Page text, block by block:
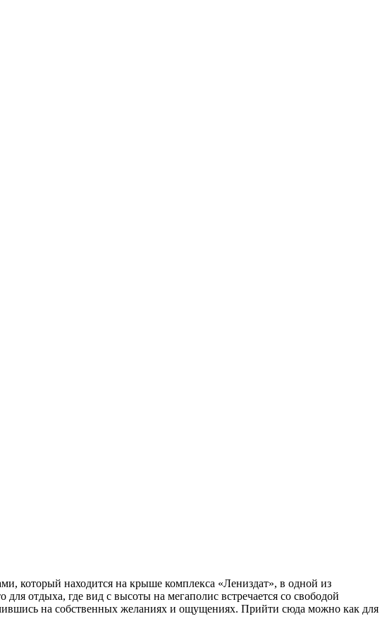
который находится на крыше комплекса «Лениздат», в одной из
отдыха, где вид с высоты на мегаполис встречается со свободой
на собственных желаниях и ощущениях. Прийти сюда можно как для